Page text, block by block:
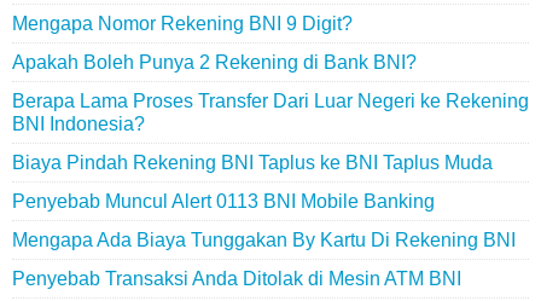
Mengapa Nomor Rekening BNI 9 Digit?
Apakah Boleh Punya 2 Rekening di Bank BNI?
Berapa Lama Proses Transfer Dari Luar Negeri ke Rekening
BNI Indonesia?
Biaya Pindah Rekening BNI Taplus ke BNI Taplus Muda
Penyebab Muncul Alert 0113 BNI Mobile Banking
Mengapa Ada Biaya Tunggakan By Kartu Di Rekening BNI
Penyebab Transaksi Anda Ditolak di Mesin ATM BNI